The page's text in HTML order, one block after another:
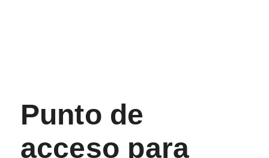
Punto de
acceso para